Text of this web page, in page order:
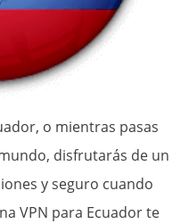
o mientras pasas
disfrutarás de un
y seguro cuando
VPN para Ecuador te